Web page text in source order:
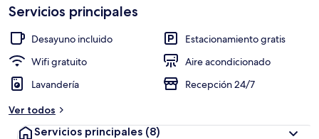
de
Servicios principales
Desayuno incluido
Estacionamiento gratis
Wifi gratuito
Aire acondicionado
Lavandería
Recepción 24/7
Ver todos
Servicios principales (8)